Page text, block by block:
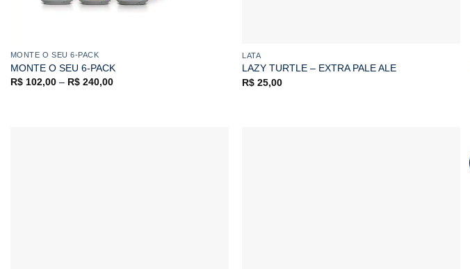
MONTE O SEU 6-PACK
MONTE O SEU 6-PACK
R$102,00– R$240,00
LATA
LAZY TURTLE – EXTRA PALE ALE
R$ 25,00